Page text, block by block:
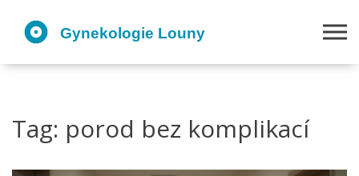
Tag: porod bez komplikací